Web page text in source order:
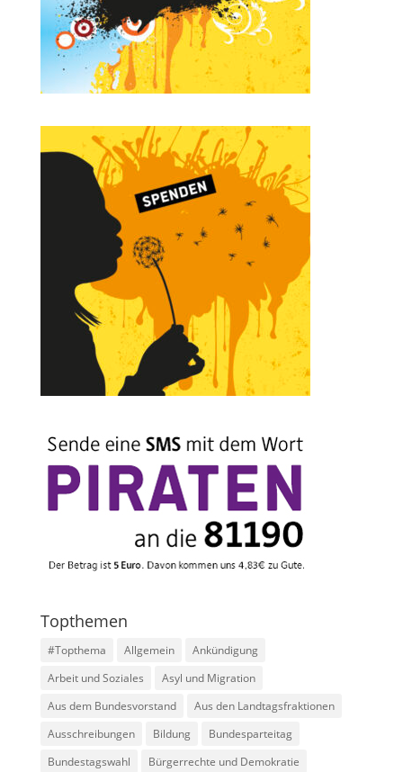
Topthemen
#Topthema Allgemein
Ankündigung
Arbeit und Soziales
Asyl und Migration
Aus dem Bundesvorstand
Aus den Landtagsfraktionen
Ausschreibungen
Bildung
Bundesparteitag
Bundestagswahl
Bürgerrechte und Demokratie